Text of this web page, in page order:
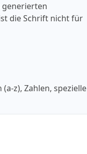
generierten
die Schrift nicht für
z), Zahlen, spezielle